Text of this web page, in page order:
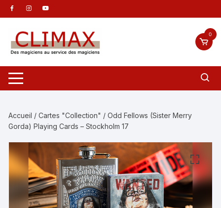
Aller
au
contenu
0
Accueil /Cartes "Collection" / Odd Fellows (Sister Merry
Gorda) Playing Cards – Stockholm 17